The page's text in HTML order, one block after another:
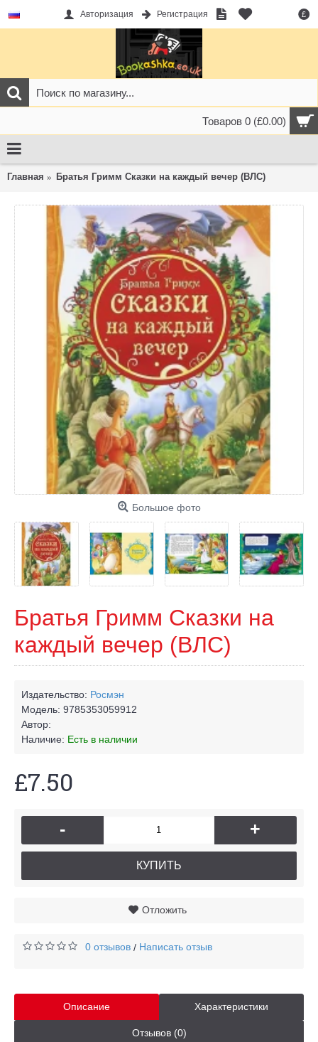
£
Авторизация Регистрация
Товаров 0 (£0.00)
Главная Братья Гримм Сказки на каждый вечер (ВЛС)
Большое фото
Братья Гримм Сказки на
каждый вечер (ВЛС)
Издательство: Росмэн
Модель: 9785353059912
Автор:
Наличие: Есть в наличии
£7.50
- +
КУПИТЬ
Отложить
0 отзывов / Написать отзыв
Описание Характеристики
Отзывов (0)